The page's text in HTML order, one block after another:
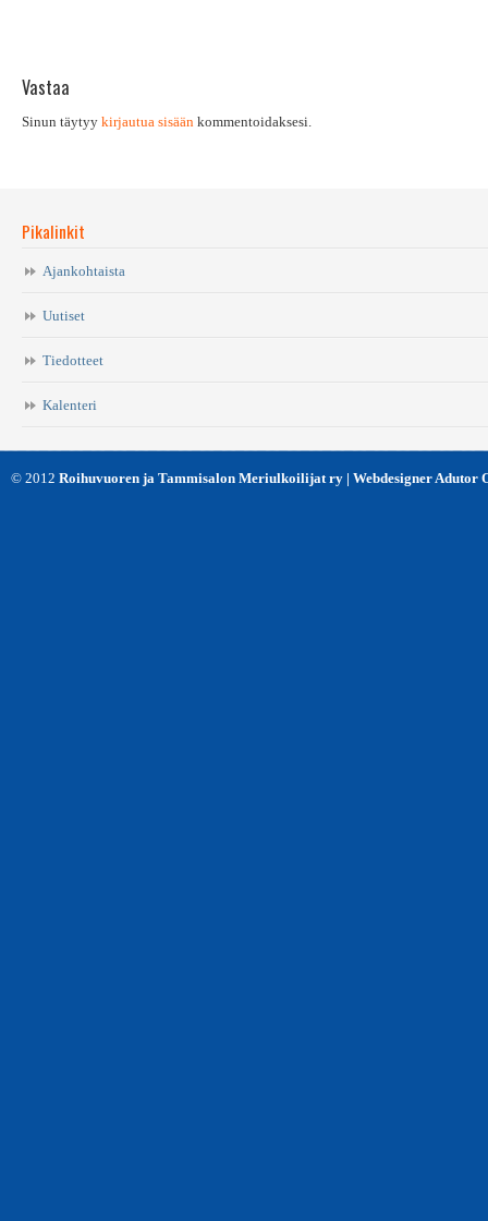
Vastaa
Sinun täytyy kirjautua sisään kommentoidaksesi.
Pikalinkit
Ajankohtaista
Uutiset
Tiedotteet
Kalenteri
© 2012 Roihuvuoren ja Tammisalon Meriulkoilijat ry | Webdesigner Adutor